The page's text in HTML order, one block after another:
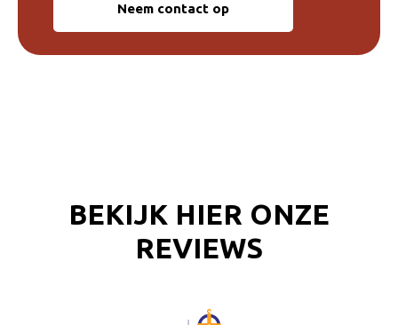
Neem contact op
BEKIJK HIER ONZE
REVIEWS